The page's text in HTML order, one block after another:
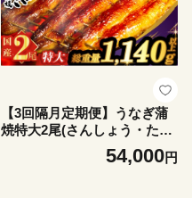
【3回隔月定期便】うなぎ蒲
焼特大2尾(さんしょう・たれ
付き)総重量1140g以上 鰻 魚
魚介 加工品 国産_T026-0065-
54,000円